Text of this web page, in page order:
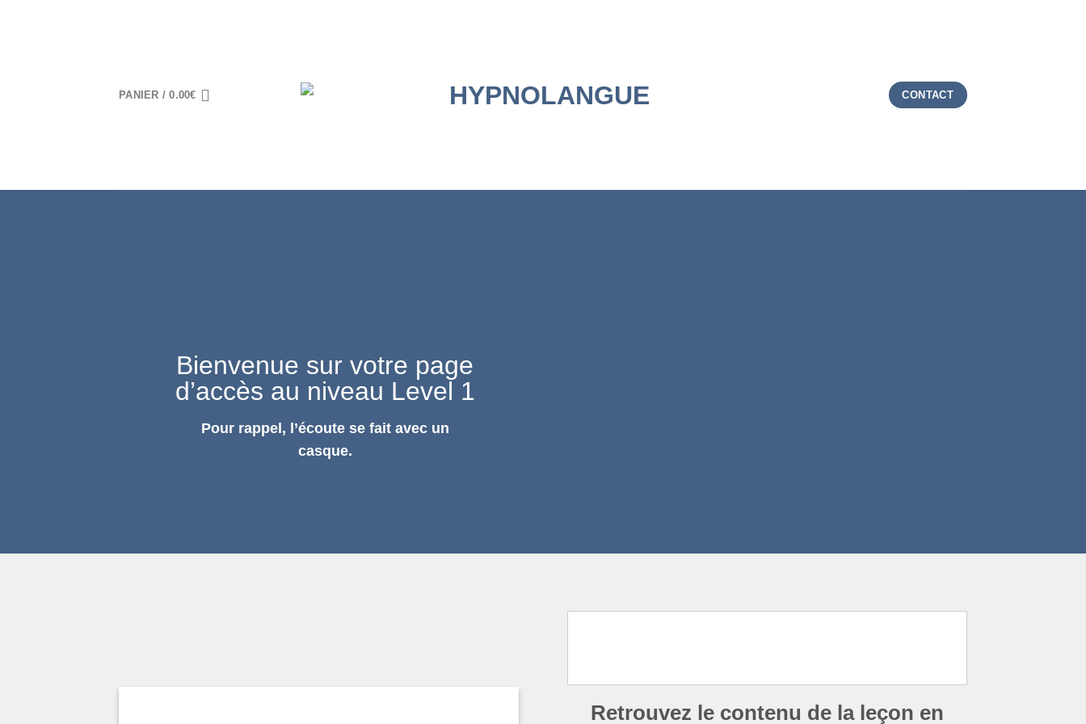
PANIER /0.00€ CONTACT
Bienvenue sur votre page
d’accès au niveau Level 1
Pour rappel, l’écoute se fait avec un
casque.
Retrouvez le contenu de la leçon en